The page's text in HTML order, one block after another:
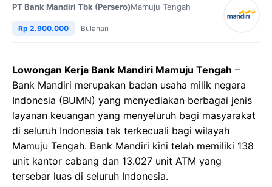
PT Bank Mandiri Tbk (Persero)Mamuju Tengah
Rp 2.900.000 Bulanan
Lowongan Kerja Bank Mandiri Mamuju Tengah –
Bank Mandiri merupakan badan usaha milik negara
Indonesia (BUMN) yang menyediakan berbagai jenis
layanan keuangan yang menyeluruh bagi masyarakat
di seluruh Indonesia tak terkecuali bagi wilayah
Mamuju Tengah. Bank Mandiri kini telah memiliki 138
unit kantor cabang dan 13.027 unit ATM yang
tersebar luas di seluruh Indonesia.